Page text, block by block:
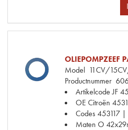
OLIEPOMPZEEF
Model 11CV/
Productnummer
Artikelcode JF
OE Citroën
Codes453117 |
Maten O